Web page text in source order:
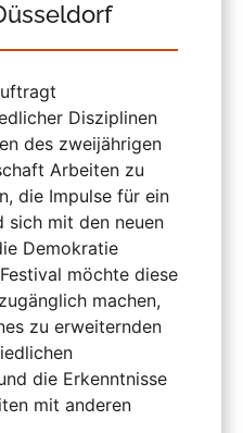
Disziplinen
des zweijährigen
Arbeiten zu
die Impulse für ein
sich mit den neuen
Demokratie
möchte diese
machen,
zu erweiternden
die Erkenntnisse
mit anderen